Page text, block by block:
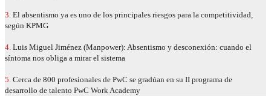
3. El absentismo ya es uno de los principales riesgos para la competitividad,
según KPMG
4. Luis Miguel Jiménez (Manpower): Absentismo y desconexión: cuando el
síntoma nos obliga a mirar el sistema
5. Cerca de 800 profesionales de PwC se gradúan en su II programa de
desarrollo de talento PwC Work Academy